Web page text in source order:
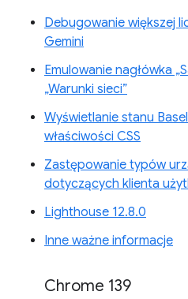
Debugowanie większej
Gemini
Emulowanie nagłówka
„Warunki sieci”
Wyświetlanie stanu
właściwości CSS
Zastępowanie typów
dotyczących klienta
Lighthouse 12.8.0
Inne ważne informacje
Chrome 139